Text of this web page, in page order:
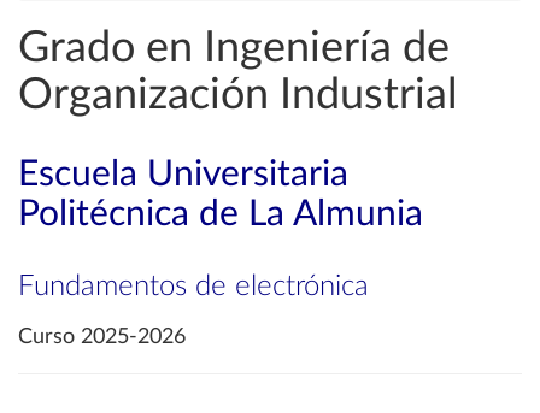
Grado en Ingeniería de
Organización Industrial
Escuela Universitaria
Politécnica de La Almunia
Fundamentos de electrónica
Curso 2025-2026